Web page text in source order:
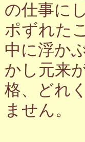
の仕事に
ポずれた
中に浮か
かし元来
格、どれ
ません。